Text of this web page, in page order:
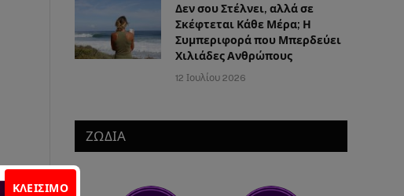
ΚΛΕΊΣΙΜΟ
Δεν σου Στέλνει, αλλά σε
Σκέφτεται Κάθε Μέρα; Η
Συμπεριφορά που Μπερδεύει
Χιλιάδες Ανθρώπους
12 Ιουλίου 2026
ΖΩΔΙΑ